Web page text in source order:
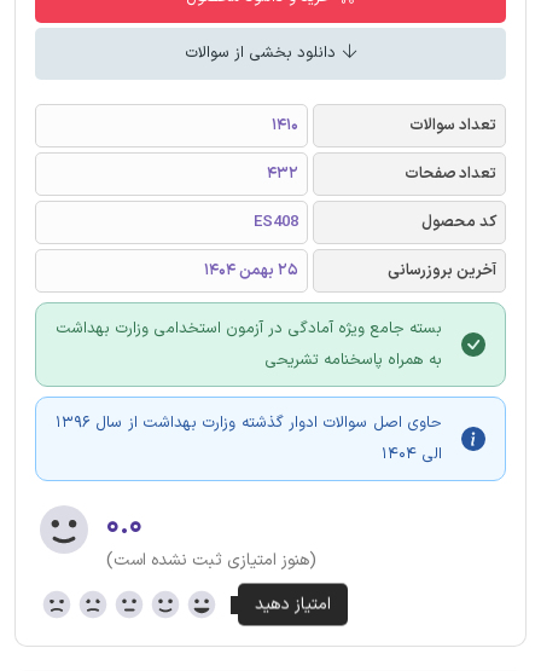
دانلود بخشی از سوالات
تعداد سوالات
1410
تعداد صفحات
432
کد محصول
ES408
آخرین بروزرسانی
25 بهمن 1404
بسته جامع ویژه آمادگی در آزمون استخدامی وزارت بهداشت
به همراه پاسخنامه تشریحی
حاوی اصل سوالات ادوار گذشته وزارت بهداشت از سال 1396
الی 1404
۰.۰
(هنوز امتیازی ثبت نشده است)